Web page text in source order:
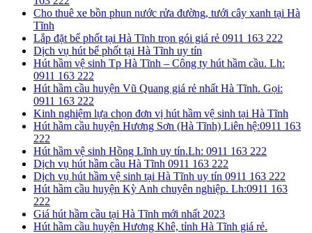
Cho thuê xe bồn phun nước rửa đường, tưới cây xanh tại Hà
Tĩnh
Lắp đặt bể phốt tại Hà Tĩnh trọn gói giá rẻ 0911 163 222
Dịch vụ hút bể phốt tại Hà Tĩnh uy tín
Hút hầm vệ sinh Tp Hà Tĩnh – Công ty hút hầm cầu. Lh:
0911 163 222
Hút hầm cầu huyện Vũ Quang giá rẻ nhất Hà Tĩnh. Gọi:
0911 163 222
Kinh nghiệm lựa chọn đơn vị hút hầm vệ sinh tại Hà Tĩnh
Hút hầm cầu huyện Hương Sơn (Hà Tĩnh) Liên hệ:0911 163
222
Hút hầm vệ sinh Hồng Lĩnh uy tín.Lh: 0911 163 222
Dịch vụ hút hầm cầu Hà Tĩnh 0911 163 222
Dịch vụ hút hầm vệ sinh tại Hà Tĩnh uy tín 0911 163 222
Hút hầm cầu huyện Kỳ Anh chuyên nghiệp. Lh:0911 163
222
Giá hút hầm cầu tại Hà Tĩnh mới nhất 2023
Hút hầm cầu huyện Hương Khê, tỉnh Hà Tĩnh giá rẻ.